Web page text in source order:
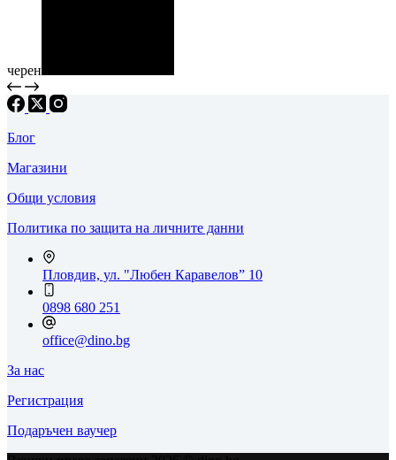
черен
Блог
Магазини
Общи условия
Политика по защита на личните данни
Пловдив, ул. "Любен Каравелов” 10
0898 680 251
office@dino.bg
За нас
Регистрация
Подаръчен ваучер